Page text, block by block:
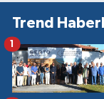
Trend
1